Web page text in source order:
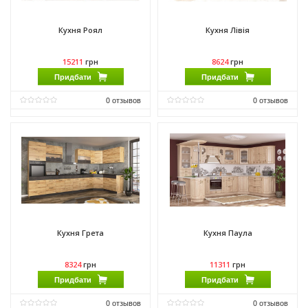
Кухня Роял
15211 грн
Придбати
0отзывов
Виробник: Мебель Сервис
Матеріал: МДФ
Матеріал каркасу: ДСП
Кухня Лівія
8624грн
Придбати
0отзывов
Виробник: Мебель Сервис
Матеріал: ДСП
Матеріал каркасу: ДСП
Кухня Грета
8324грн
Придбати
0отзывов
Кухня Паула
11311 грн
Придбати
0отзывов